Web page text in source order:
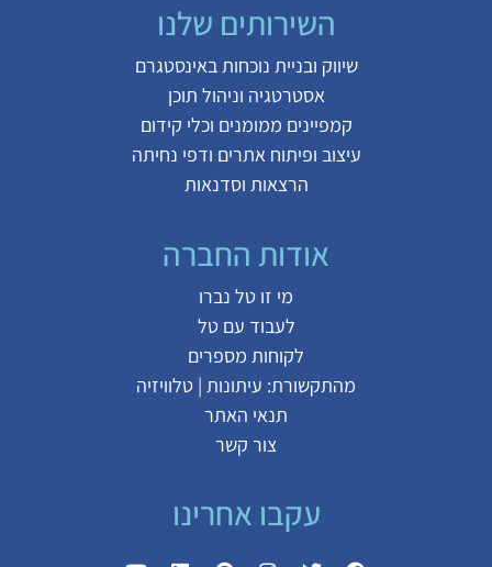
השירותים שלנו
שיווק ובניית נוכחות באינסטגרם
אסטרטגיה וניהול תוכן
קמפיינים ממומנים וכלי קידום
עיצוב ופיתוח אתרים ודפי נחיתה
הרצאות וסדנאות
אודות החברה
מי זו טל נברו
לעבוד עם טל
לקוחות מספרים
מהתקשורת: עיתונות | טלוויזיה
תנאי האתר
צור קשר
עקבו אחרינו